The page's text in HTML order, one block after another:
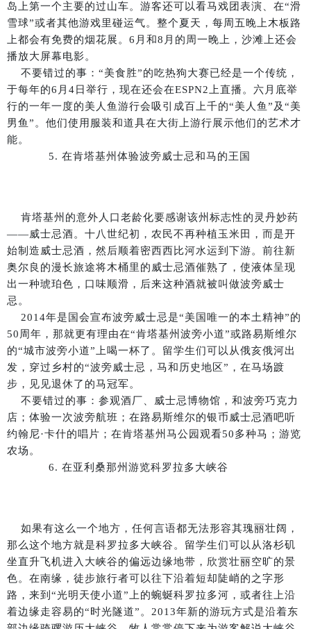
岛上第一个主要的过山车。游客还可以看马戏团表演、在“滑
雪球”或者其他游戏里碰运气。整个夏天，每周五晚上木板路
上都会有免费的烟花展。6月和8月的周一晚上，沙滩上还会
播放大屏幕电影。
不要错过的事：“美食胜”的吃热狗大赛已经是一个传统，
于每年的6月4日举行，现在还会在ESPN2上直播。六月底举
行的一年一度的美人鱼游行会吸引成百上千的“美人鱼”及“美
男鱼”。他们使用服装和道具在大街上游行展示他们的艺术才
能。
5. 在肯塔基州体验波旁威士忌和马的王国
肯塔基州的意外人口老龄化要感谢该州标志性的灵丹妙药
——威士忌酒。十八世纪初，农民不再种植玉米田，而是开
始制造威士忌酒，然后顺着密西西比河水运到下游。前往新
奥尔良的漫长旅途将木桶里的威士忌酒催熟了，使液体呈现
出一种琥珀色，口味顺滑，后来这种酒就被叫做波旁威士
忌。
2014年是国会宣布波旁威士忌是“美国唯一的本土精神”的
50周年，那就更有理由在“肯塔基州波旁小道”或路易斯维尔
的“城市波旁小道”上喝一杯了。留学生们可以从俄亥俄河出
发，穿过乡村的“波旁威士忌，马和历史地区”，在马场踱
步，见见退休了的马冠军。
不要错过的事：参观酒厂、威士忌博物馆，和波旁巧克力
店；体验一次波旁航班；在路易斯维尔的银币威士忌酒吧听
约翰尼·卡什的唱片；在肯塔基州马公园观看50多种马；游览
农场。
6. 在亚利桑那州游览科罗拉多大峡谷
如果有这么一个地方，任何言语都无法形容其瑰丽壮阔，
那么这个地方就是科罗拉多大峡谷。留学生们可以从洛杉矶
坐直升飞机进入大峡谷的偏远边缘地带，欣赏壮丽空旷的景
色。在南缘，徒步旅行者可以往下沿着短却陡峭的之字形
路，来到“光明天使小道”上的蜿蜒科罗拉多河，或者往上沿
着边缘走容易的“时光隧道”。2013年新的游玩方式是沿着东